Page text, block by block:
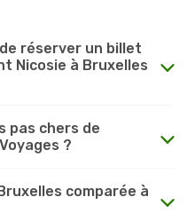
réserver un billet
Nicosie à Bruxelles
pas chers de
?
comparée à